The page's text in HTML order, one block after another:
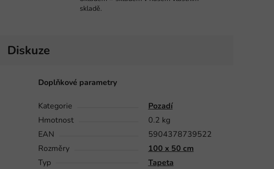
skladě.
Diskuze
Doplňkové parametry
Kategorie
Pozadí
Hmotnost
0.2 kg
EAN
5904378739522
Rozměry
100 x 50 cm
Typ
Tapeta